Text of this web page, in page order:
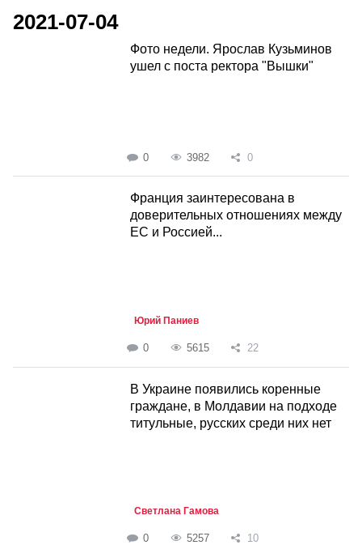
2021-07-04
Фото недели. Ярослав Кузьминов
ушел с поста ректора "Вышки"
0 3982 0
Франция заинтересована в
доверительных отношениях между
ЕС и Россией...
Юрий Паниев
0 5615 22
В Украине появились коренные
граждане, в Молдавии на подходе
титульные, русских среди них нет
Светлана Гамова
0 5257 10